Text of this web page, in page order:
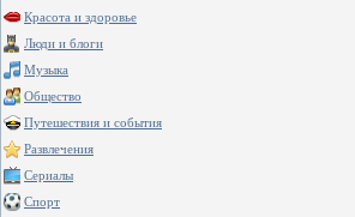
Красота и здоровье
Люди и блоги
Музыка
Общество
Путешествия и события
Развлечения
Сериалы
Спорт